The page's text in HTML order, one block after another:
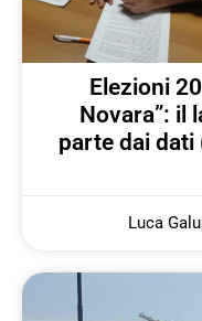
Elezioni
Novara”: il
parte dai dati
Luca